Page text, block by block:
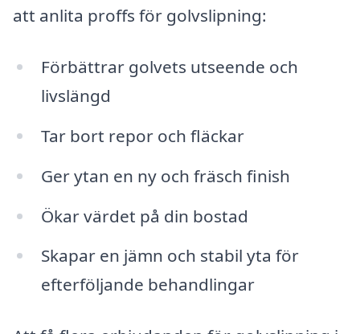
att anlita proffs för golvslipning:
Förbättrar golvets utseende och
livslängd
Tar bort repor och fläckar
Ger ytan en ny och fräsch finish
Ökar värdet på din bostad
Skapar en jämn och stabil yta för
efterföljande behandlingar